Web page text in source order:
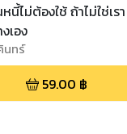
นี้ไม่ต้องใช้ ถ้าไม่ใช่เรา
เอง
นทร์
59.00 ฿